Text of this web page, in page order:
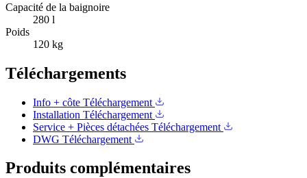
Capacité de la baignoire
280 l
Poids
120 kg
Téléchargements
Info + côte Téléchargement
Installation Téléchargement
Service + Pièces détachées Téléchargement
DWG Téléchargement
Produits complémentaires